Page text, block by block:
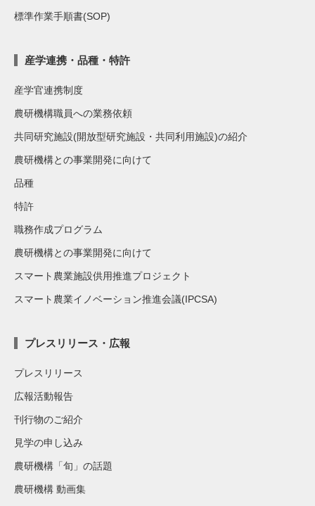
標準作業手順書(SOP)
産学連携・品種・特許
産学官連携制度
農研機構職員への業務依頼
共同研究施設(開放型研究施設・共同利用施設)の紹介
農研機構との事業開発に向けて
品種
特許
職務作成プログラム
農研機構との事業開発に向けて
スマート農業施設供用推進プロジェクト
スマート農業イノベーション推進会議(IPCSA)
プレスリリース・広報
プレスリリース
広報活動報告
刊行物のご紹介
見学の申し込み
農研機構「旬」の話題
農研機構 動画集